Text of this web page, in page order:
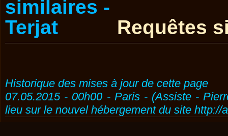
Requêtes
Historique des mises à jour de cette page
07.05.2015 - 00h00 - Paris - (Assiste -
lieu sur le nouvel hébergement du site http://